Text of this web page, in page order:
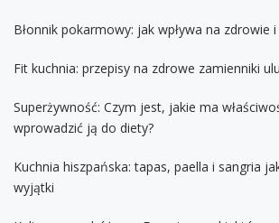
Błonnik pokarmowy: jak wpływa na zdrowie
Fit kuchnia: przepisy na zdrowe zamienniki
Superżywność: Czym jest, jakie ma
wprowadzić ją do diety?
Kuchnia hiszpańska: tapas, paella i sangria
wyjątki